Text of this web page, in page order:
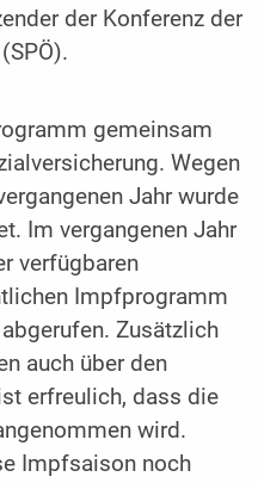
der Konferenz der
gemeinsam
Wegen
Jahr wurde
Im vergangenen Jahr
verfügbaren
Impfprogramm
Zusätzlich
auch über den
erfreulich, dass die
wird.
Impfsaison noch